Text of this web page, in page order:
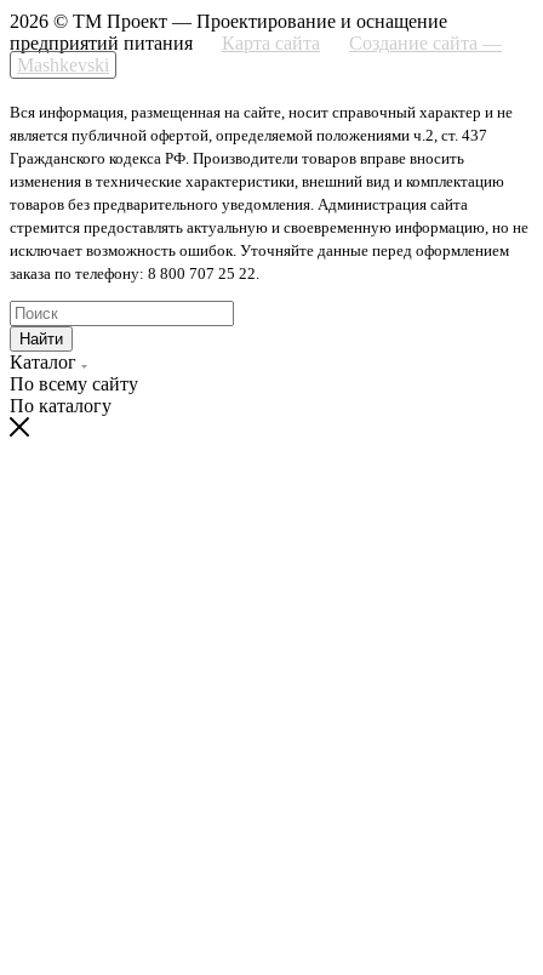
2026 © ТМ Проект — Проектирование и оснащение
предприятий питания
Карта сайта
Создание сайта —
Mashkevski
Вся информация, размещенная на сайте, носит справочный характер и не
является публичной офертой, определяемой положениями ч.2, ст. 437
Гражданского кодекса РФ. Производители товаров вправе вносить
изменения в технические характеристики, внешний вид и комплектацию
товаров без предварительного уведомления. Администрация сайта
стремится предоставлять актуальную и своевременную информацию, но не
исключает возможность ошибок. Уточняйте данные перед оформлением
заказа по телефону: 8 800 707 25 22.
Найти
Каталог
По всему сайту
По каталогу